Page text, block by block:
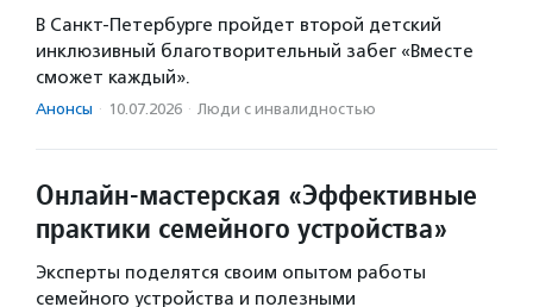
В Санкт-Петербурге пройдет второй детский
инклюзивный благотворительный забег «Вместе
сможет каждый».
Анонсы · 10.07.2026 · Люди с инвалидностью
Онлайн-мастерская «Эффективные
практики семейного устройства»
Эксперты поделятся своим опытом работы
семейного устройства и полезными